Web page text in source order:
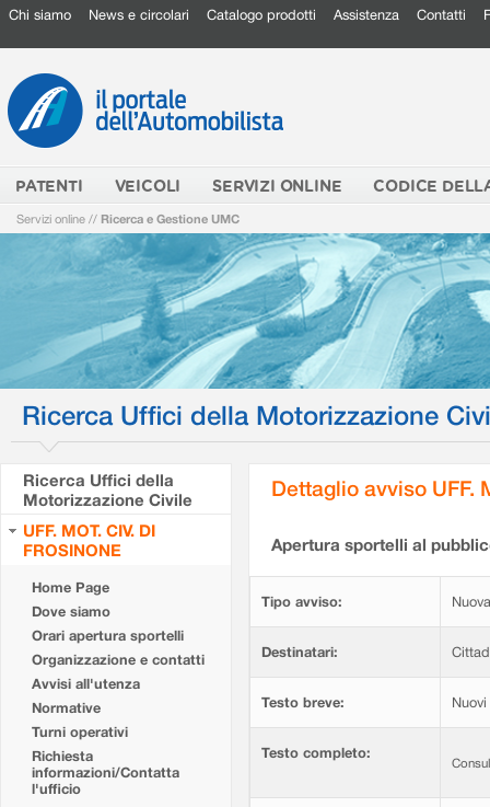
Chi siamo News e circolari Catalogo prodotti Assistenza Contatti
PATENTI VEICOLI SERVIZI ONLINE CODICE
Servizi online // Ricerca e Gestione UMC
Ricerca Uffici della Motorizzazione
Ricerca Uffici della
Motorizzazione Civile
UFF. MOT. CIV. DI
FROSINONE
Home Page
Dove siamo
Orari apertura sportelli
Organizzazione e contatti
Avvisi all'utenza
Normative
Turni operativi
Richiesta
informazioni/Contatta
l'ufficio
Dettaglio avviso UFF.
Apertura sportelli al
Tipo avviso:
Destinatari:
Testo breve:
Testo completo: